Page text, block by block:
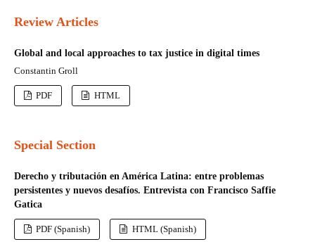
Review Articles
Global and local approaches to tax justice in digital times
Constantin Groll
PDF HTML
Special Section
Derecho y tributación en América Latina: entre problemas
persistentes y nuevos desafíos. Entrevista con Francisco Saffie
Gatica
PDF (Spanish) HTML (Spanish)